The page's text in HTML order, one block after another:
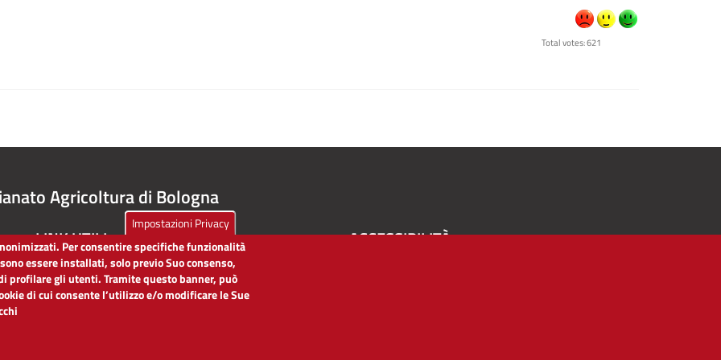
Total votes: 621
Agricoltura di Bologna
LINK UTILI
Dichiarazione di accessibilità
Obiettivi di accessibilità
ACCESSIBILITÀ
Impostazioni Privacy
Per consentire specifiche funzionalità
essere installati, solo previo Suo consenso,
profilare gli utenti. Tramite questo banner, può
di cui consente l’utilizzo e/o modificare le Sue